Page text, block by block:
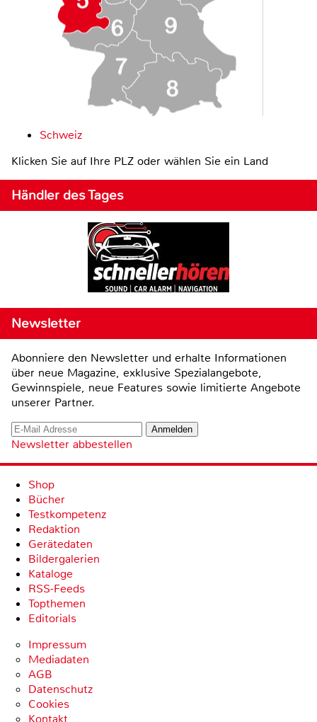
Schweiz
Klicken Sie auf Ihre PLZ oder wählen Sie ein Land
Händler des Tages
Newsletter
Abonniere den Newsletter und erhalte Informationen
über neue Magazine, exklusive Spezialangebote,
Gewinnspiele, neue Features sowie limitierte Angebote
unserer Partner.
Newsletter abbestellen
Shop
Bücher
Testkompetenz
Redaktion
Gerätedaten
Bildergalerien
Kataloge
RSS-Feeds
Topthemen
Editorials
Impressum
Mediadaten
AGB
Datenschutz
Cookies
Kontakt